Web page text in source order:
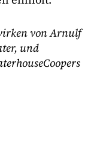
von Arnulf
und